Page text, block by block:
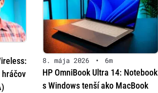
8. mája 2026 • 6m
HP OmniBook Ultra 14: Notebook
s Windows tenší ako MacBook